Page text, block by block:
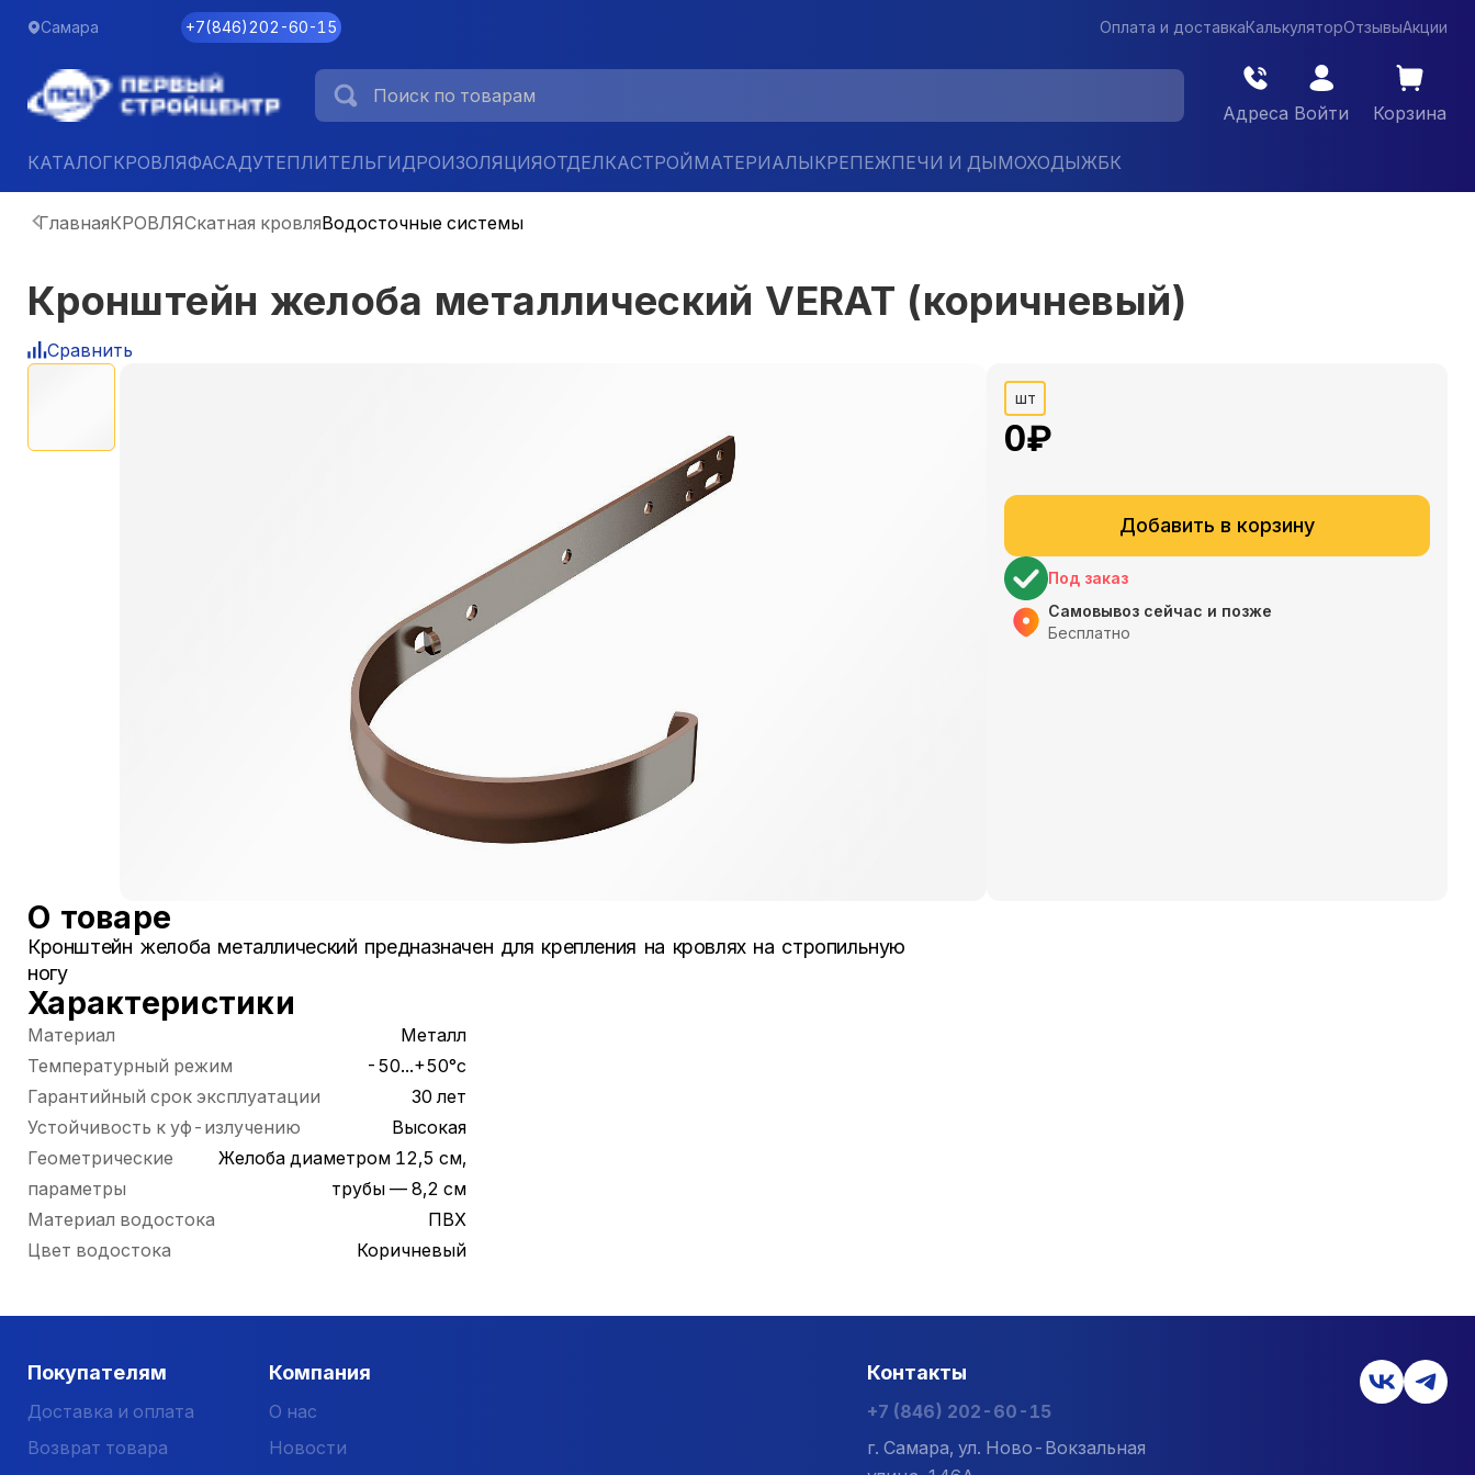
Самара +7(846)202-60-15 Оплата и доставкаКалькуляторОтзывыАкции
Адреса Войти Корзина
КАТАЛОГКРОВЛЯФАСАДУТЕПЛИТЕЛЬГИДРОИЗОЛЯЦИЯОТДЕЛКАСТРОЙМАТЕРИАЛЫКРЕПЕЖПЕЧИ И ДЫМОХОДЫЖБК
ГлавнаяКРОВЛЯСкатная кровляВодосточные системы
Кронштейн желоба металлический VERAT (коричневый)
Сравнить
шт
0₽
Добавить в корзину
Под заказ
Самовывоз сейчас и позже
Бесплатно
О товаре
Кронштейн желоба металлический предназначен для крепления на кровлях на стропильную
ногу
Характеристики
Материал
Металл
Температурный режим
-50...+50°с
Гарантийный срок эксплуатации
30 лет
Устойчивость к уф-излучению
Высокая
Геометрические
параметры
Желоба диаметром 12,5 см,
трубы — 8,2 см
Материал водостока
ПВХ
Цвет водостока
Коричневый
Покупателям
Доставка и оплата
Возврат товара
Компания
О нас
Новости
Контакты
+7 (846) 202-60-15
г. Самара, ул. Ново-Вокзальная